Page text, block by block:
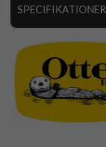
SPECIFIKATIONER
Artikelnummer
Passar till
Produkttyp